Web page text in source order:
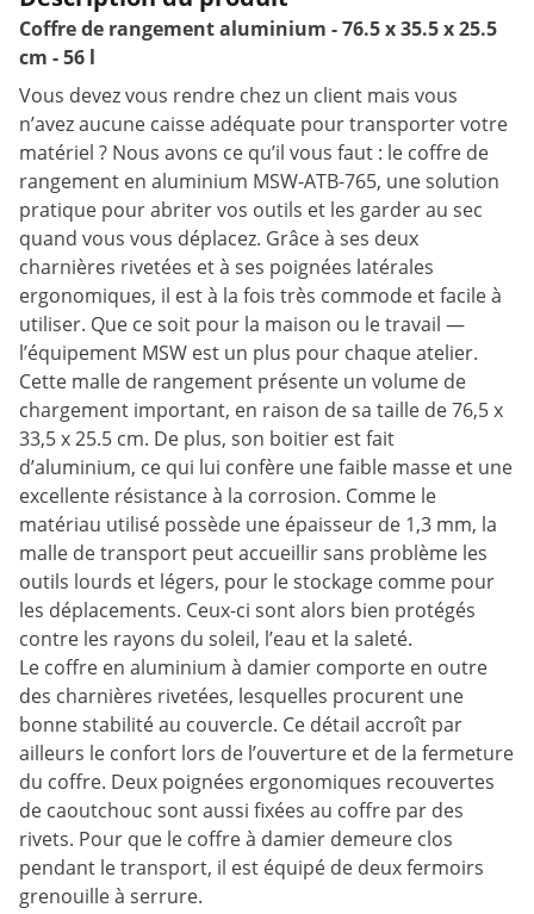
Coffre de rangement aluminium - 76.5 x 35.5 x 25.5
cm - 56 l
Vous devez vous rendre chez un client mais vous
n’avez aucune caisse adéquate pour transporter votre
matériel ? Nous avons ce qu’il vous faut : le coffre de
rangement en aluminium MSW-ATB-765, une solution
pratique pour abriter vos outils et les garder au sec
quand vous vous déplacez. Grâce à ses deux
charnières rivetées et à ses poignées latérales
ergonomiques, il est à la fois très commode et facile à
utiliser. Que ce soit pour la maison ou le travail —
l’équipement MSW est un plus pour chaque atelier.
Cette malle de rangement présente un volume de
chargement important, en raison de sa taille de 76,5 x
33,5 x 25.5 cm. De plus, son boitier est fait
d’aluminium, ce qui lui confère une faible masse et une
excellente résistance à la corrosion. Comme le
matériau utilisé possède une épaisseur de 1,3 mm, la
malle de transport peut accueillir sans problème les
outils lourds et légers, pour le stockage comme pour
les déplacements. Ceux-ci sont alors bien protégés
contre les rayons du soleil, l’eau et la saleté.
Le coffre en aluminium à damier comporte en outre
des charnières rivetées, lesquelles procurent une
bonne stabilité au couvercle. Ce détail accroît par
ailleurs le confort lors de l’ouverture et de la fermeture
du coffre. Deux poignées ergonomiques recouvertes
de caoutchouc sont aussi fixées au coffre par des
rivets. Pour que le coffre à damier demeure clos
pendant le transport, il est équipé de deux fermoirs
grenouille à serrure.